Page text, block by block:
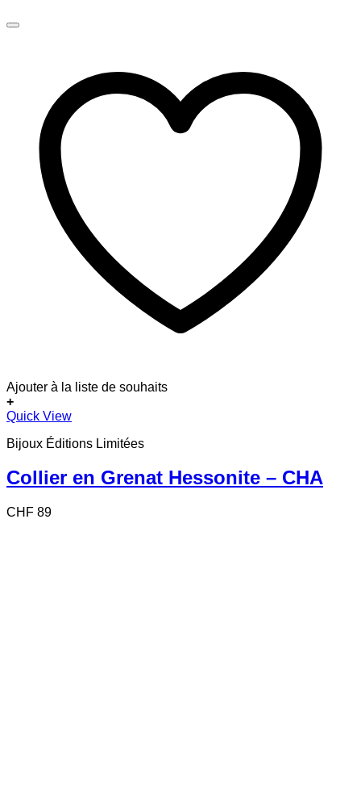
Ajouter à la liste de souhaits
+
Quick View
Bijoux Éditions Limitées
Collier en Grenat Hessonite – CHA
CHF 89